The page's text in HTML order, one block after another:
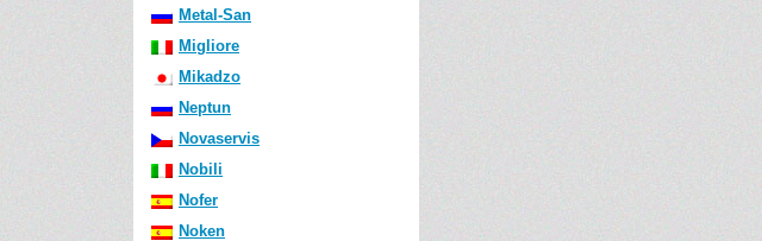
Metal-San
Migliore
Mikadzo
Neptun
Novaservis
Nobili
Nofer
Noken